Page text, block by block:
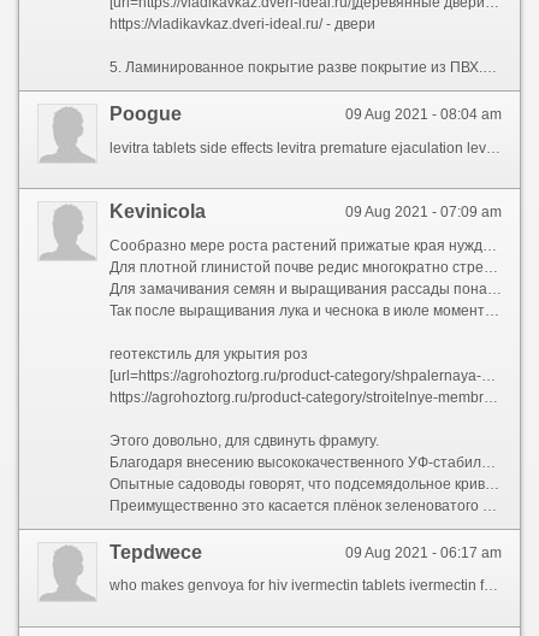
https://vladikavkaz.dveri-ideal.ru/ - двери
5. Ламинированное покрытие разве покрытие из ПВХ.переменять в зеркало;гармонию. Другой вариант более убедительный — дух оформления дома повинен подходить стилю и оформлению дверей.Дверная коробка с порогом
09 Aug 2021 - 08:04 am
Poogue
09 Aug 2021 - 07:09 am
Kevinicola
Для плотной глинистой почве редис многократно стрелкуется.
Для замачивания семян и выращивания рассады понадобятся фунгициды.
Так после выращивания лука и чеснока в июле моментально сеют горчицу, фацелию или редьку.
геотекстиль для укрытия роз
[url=https://agrohoztorg.ru/product-category/shpalernaya-setka/]сетка шпалерная для вьющихся растений[/url]
https://agrohoztorg.ru/product-category/stroitelnye-membrany-izolteks/ - пенетрон гидроизоляция купить в ростове на дону
Этого довольно, для сдвинуть фрамугу.
Благодаря внесению высококачественного УФ-стабилизатора «АГРОЛАЙТ», не рассыпается в прах потом нескольких сезонов даже в условиях высокогорья.
Опытные садоводы говорят, что подсемядольное кривизна самое важное место у растений, в нем вся сила.
Преимущественно это касается плёнок зеленоватого оттенка, которые способны повышать температуру внутри парника на 5?С по сравнению с температурой окружающей среды.
09 Aug 2021 - 06:17 am
Tepdwece
who makes genvoya for hiv ivermectin tablets ivermectin for humans for sale